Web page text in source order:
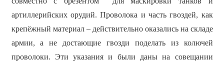
артиллерийских орудий. Проволока и часть гвоздей, как
крепёжный материал – действительно оказались на складе
армии, а не достающие гвозди поделать из колючей
проволоки. Эти указания и были даны на совещании